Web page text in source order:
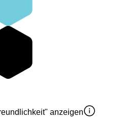
anzeigen